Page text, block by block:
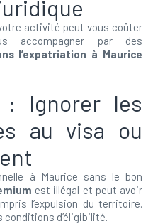
activité peut vous coûter
accompagner par des
l’expatriation à Maurice
: Ignorer les
au visa ou
à Maurice sans le bon
est illégal et peut avoir
l’expulsion du territoire.
conditions d’éligibilité.